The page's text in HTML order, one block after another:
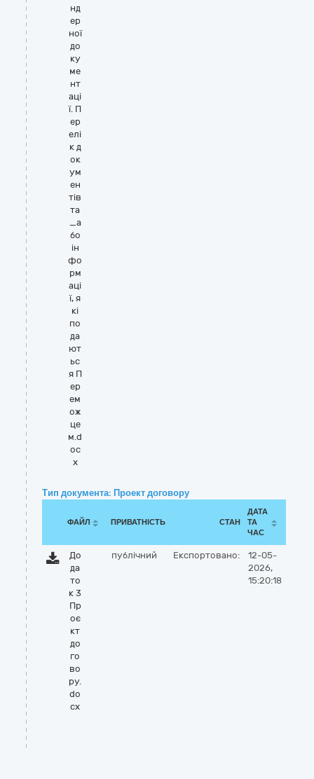
нд
ер
ної
до
ку
ме
нт
аці
ї. П
ер
елі
к д
ок
ум
ен
тів
та
_а
бо
ін
фо
рм
аці
ї, я
кі
по
да
ют
ьс
я П
ер
ем
ож
це
м.d
oc
x
Тип документа: Проект договору
ФАЙЛ ПРИВАТНІСТЬ СТАН
ДАТА
ТА
ЧАС
До
да
то
к 3
Пр
оє
кт
до
го
во
ру.
do
cx
публічний Експортовано:
12-05-
2026,
15:20:18